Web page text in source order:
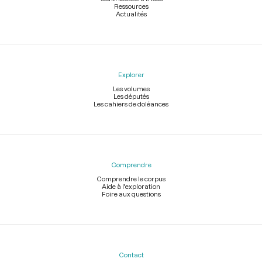
Ressources
Actualités
Explorer
Les volumes
Les députés
Les cahiers de doléances
Comprendre
Comprendre le corpus
Aide à l'exploration
Foire aux questions
Contact